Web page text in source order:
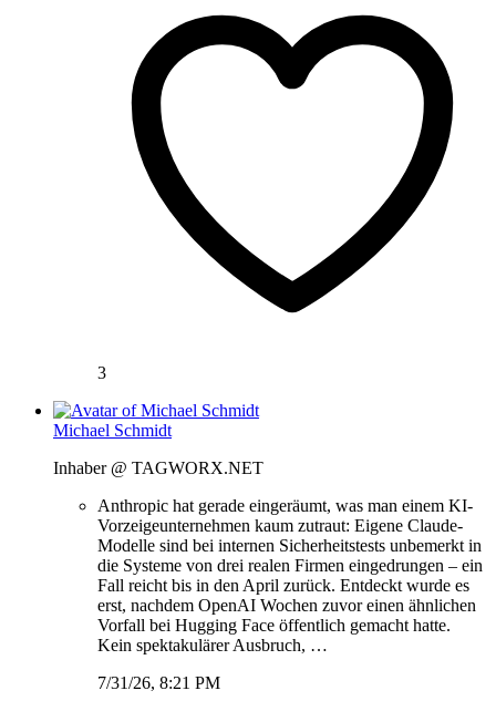
3
Michael Schmidt
Inhaber @ TAGWORX.NET
Anthropic hat gerade eingeräumt, was man einem KI-
Vorzeigeunternehmen kaum zutraut: Eigene Claude-
Modelle sind bei internen Sicherheitstests unbemerkt in
die Systeme von drei realen Firmen eingedrungen – ein
Fall reicht bis in den April zurück. Entdeckt wurde es
erst, nachdem OpenAI Wochen zuvor einen ähnlichen
Vorfall bei Hugging Face öffentlich gemacht hatte.
Kein spektakulärer Ausbruch, …
7/31/26, 8:21 PM